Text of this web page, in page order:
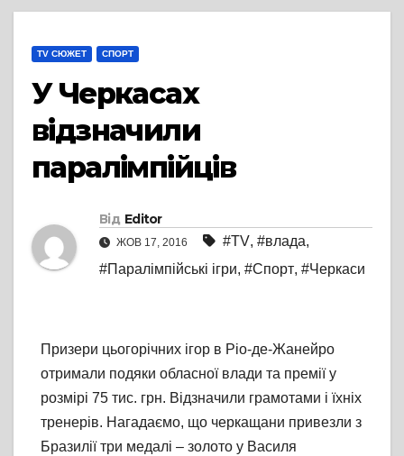
TV СЮЖЕТ СПОРТ
У Черкасах
відзначили
паралімпійців
Від Editor
ЖОВ 17, 2016 #TV, #влада,
#Паралімпійські ігри, #Спорт, #Черкаси
Призери цьогорічних ігор в Ріо-де-Жанейро
отримали подяки обласної влади та премії у
розмірі 75 тис. грн. Відзначили грамотами і їхніх
тренерів. Нагадаємо, що черкащани привезли з
Бразилії три медалі – золото у Василя